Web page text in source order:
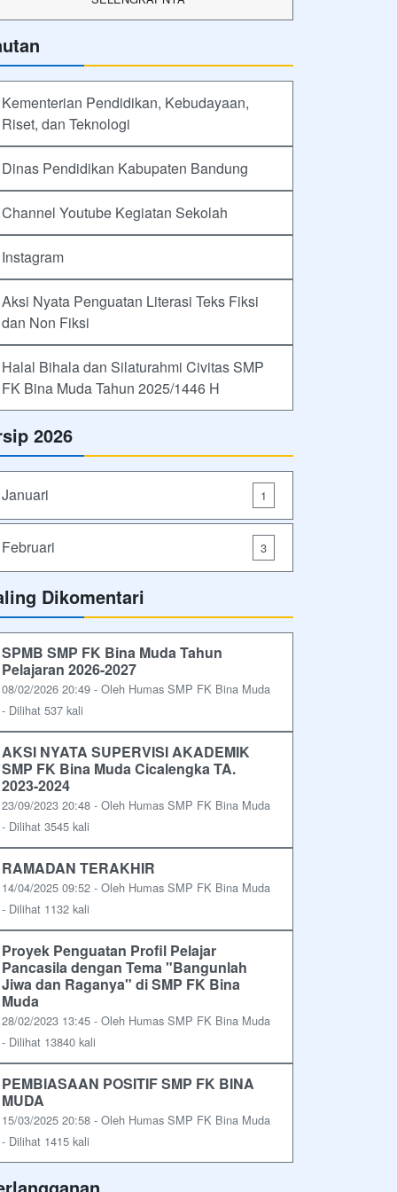
Kementerian Pendidikan, Kebudayaan,
Riset, dan Teknologi
Dinas Pendidikan Kabupaten Bandung
Channel Youtube Kegiatan Sekolah
Instagram
Aksi Nyata Penguatan Literasi Teks Fiksi
dan Non Fiksi
Halal Bihala dan Silaturahmi Civitas SMP
FK Bina Muda Tahun 2025/1446 H
2026
Januari 1
Februari 3
Dikomentari
SPMB SMP FK Bina Muda Tahun
Pelajaran 2026-2027
08/02/2026 20:49 - Oleh Humas SMP FK Bina Muda
- Dilihat 537 kali
AKSI NYATA SUPERVISI AKADEMIK
SMP FK Bina Muda Cicalengka TA.
2023-2024
23/09/2023 20:48 - Oleh Humas SMP FK Bina Muda
- Dilihat 3545 kali
RAMADAN TERAKHIR
14/04/2025 09:52 - Oleh Humas SMP FK Bina Muda
- Dilihat 1132 kali
Proyek Penguatan Profil Pelajar
Pancasila dengan Tema "Bangunlah
Jiwa dan Raganya" di SMP FK Bina
Muda
28/02/2023 13:45 - Oleh Humas SMP FK Bina Muda
- Dilihat 13840 kali
PEMBIASAAN POSITIF SMP FK BINA
MUDA
15/03/2025 20:58 - Oleh Humas SMP FK Bina Muda
- Dilihat 1415 kali